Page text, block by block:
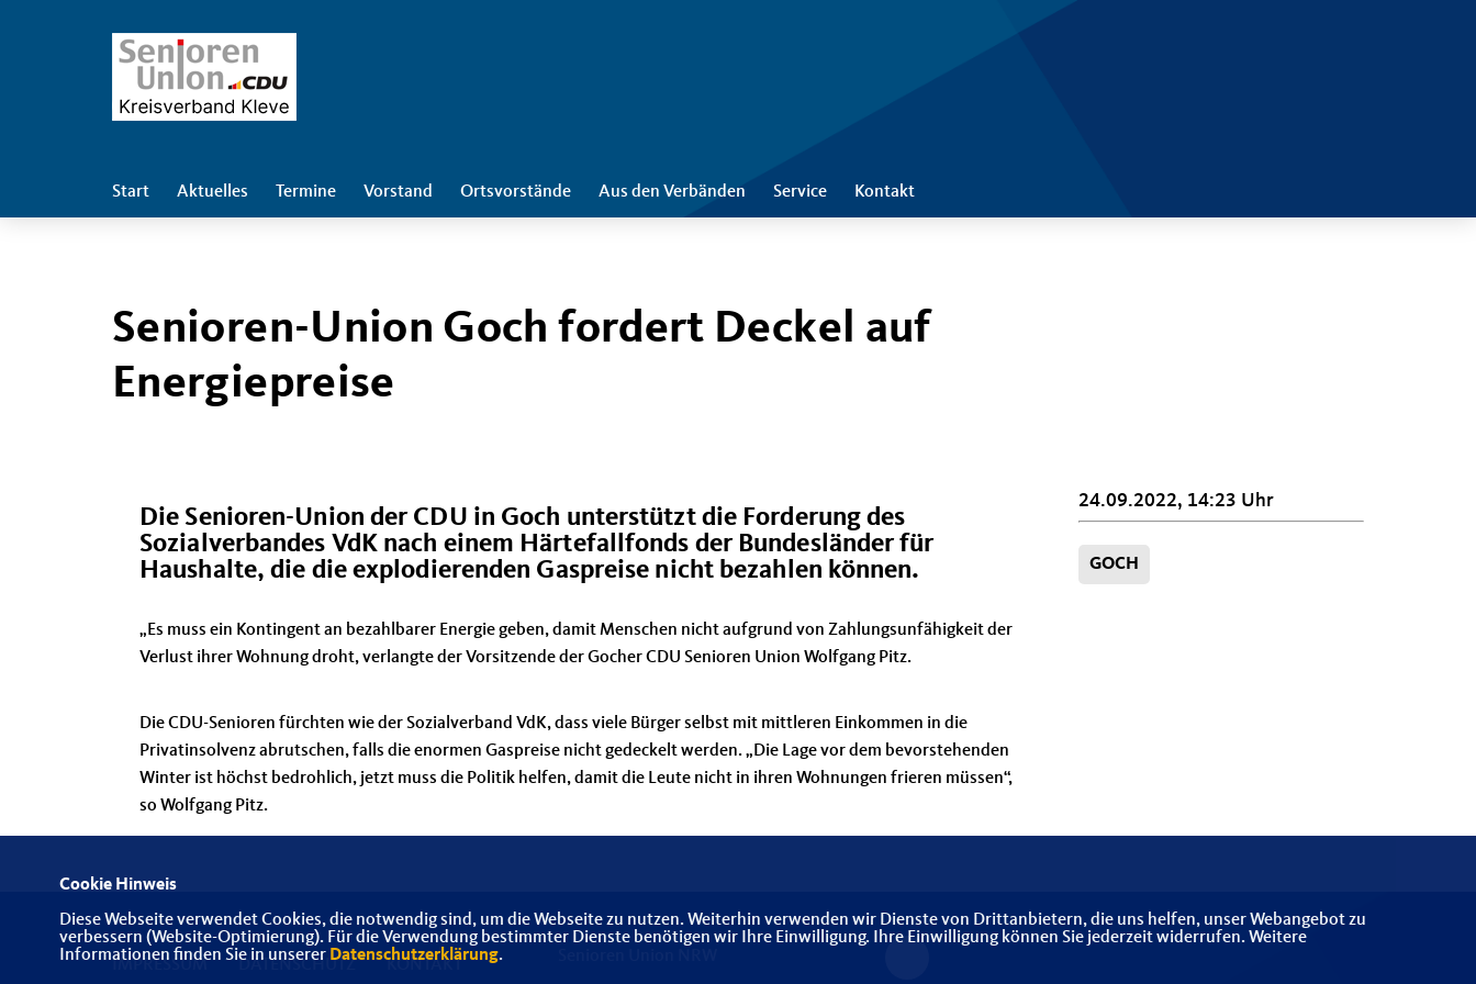
Start Aktuelles Termine Vorstand Ortsvorstände Aus den Verbänden Service Kontakt
Senioren-Union Goch fordert Deckel auf
Energiepreise
Die Senioren-Union der CDU in Goch unterstützt die Forderung des
Sozialverbandes VdK nach einem Härtefallfonds der Bundesländer für
Haushalte, die die explodierenden Gaspreise nicht bezahlen können.
Es muss ein Kontingent an bezahlbarer Energie geben, damit Menschen nicht aufgrund von Zahlungsunfähigkeit der
Verlust ihrer Wohnung droht, verlangte der Vorsitzende der Gocher CDU Senioren Union Wolfgang Pitz.
Die CDU-Senioren fürchten wie der Sozialverband VdK, dass viele Bürger selbst mit mittleren Einkommen in die
Privatinsolvenz abrutschen, falls die enormen Gaspreise nicht gedeckelt werden. „Die Lage vor dem bevorstehenden
Winter ist höchst bedrohlich, jetzt muss die Politik helfen, damit die Leute nicht in ihren Wohnungen frieren müssen“,
so Wolfgang Pitz.
24.09.2022, 14:23 Uhr
GOCH
IMPRESSUM DATENSCHUTZ KONTAKT
Cookie Hinweis
Diese Webseite verwendet Cookies, die notwendig sind, um die Webseite zu nutzen. Weiterhin verwenden wir Dienste von Drittanbietern, die uns helfen, unser Webangebot zu
verbessern (Website-Optimierung). Für die Verwendung bestimmter Dienste benötigen wir Ihre Einwilligung. Ihre Einwilligung können Sie jederzeit widerrufen. Weitere
Informationen finden Sie in unserer Datenschutzerklärung.